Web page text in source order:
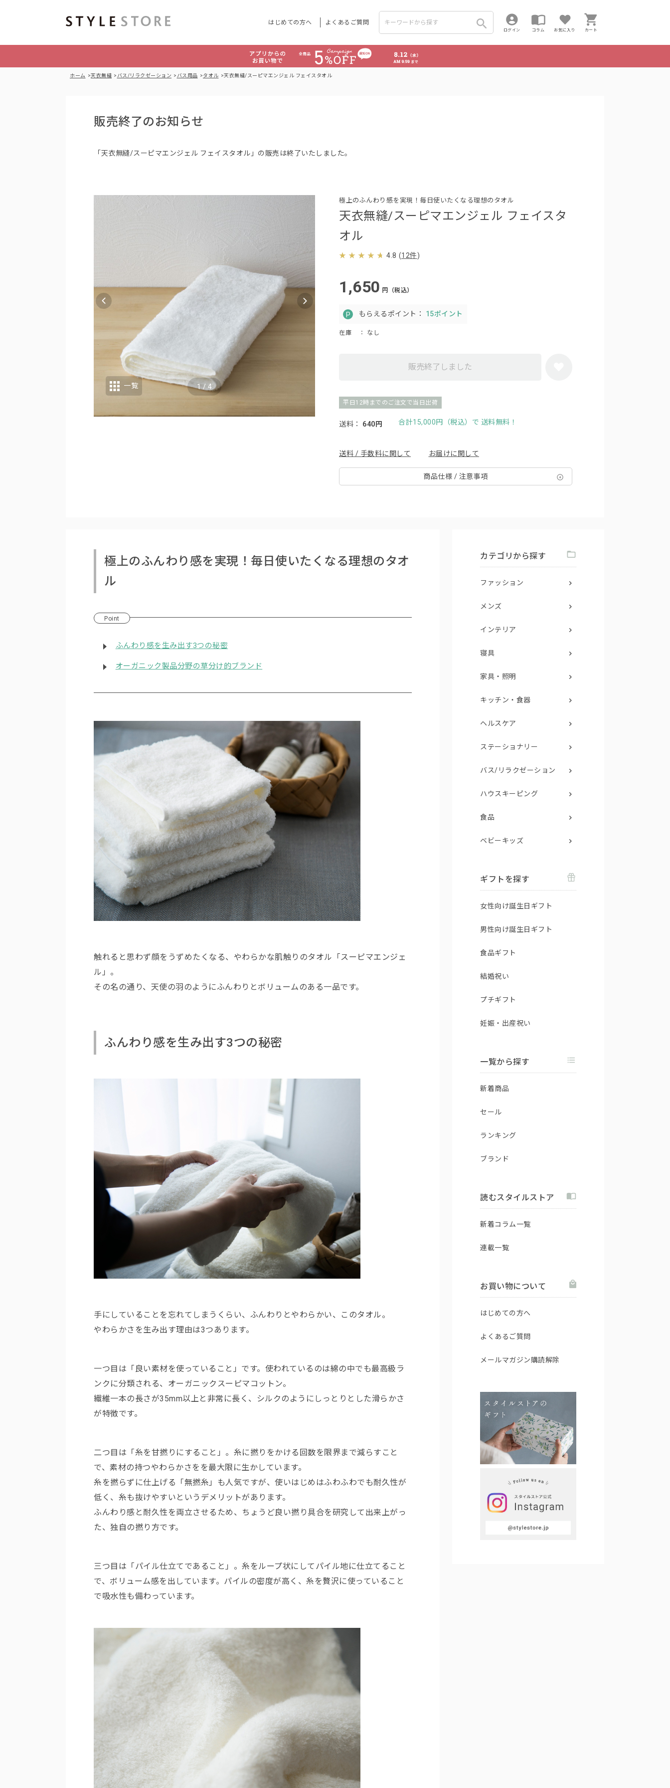
はじめての方へ よくあるご質問
ログイン コラム お気に入り カート
ホーム 天衣無縫 バス/リラクゼーション バス用品 タオル 天衣無縫/スーピマエンジェル フェイスタオル
販売終了のお知らせ
「天衣無縫/スーピマエンジェル フェイスタオル」の販売は終了いたしました。
天衣無縫/スーピマエンジェル フェイスタ
オル
極上のふんわり感を実現！毎日使いたくなる理想のタオル
4.8 (12件)
1,650 円（税込）
もらえるポイント： 15ポイント
在庫 ： なし
販売終了しました
平日12時までのご注文で当日出荷
送料： 640円 合計15,000円（税込）で 送料無料！
送料 / 手数料に関して お届けに関して
商品仕様 / 注意事項
1 / 4
一覧
極上のふんわり感を実現！毎日使いたくなる理想のタオ
ル
Point
ふんわり感を生み出す3つの秘密
オーガニック製品分野の草分け的ブランド
触れると思わず顔をうずめたくなる、やわらかな肌触りのタオル「スーピマエンジェ
ル」。
その名の通り、天使の羽のようにふんわりとボリュームのある一品です。
ふんわり感を生み出す3つの秘密
手にしていることを忘れてしまうくらい、ふんわりとやわらかい、このタオル。
やわらかさを生み出す理由は3つあります。
一つ目は「良い素材を使っていること」です。使われているのは綿の中でも最高級ラ
ンクに分類される、オーガニックスーピマコットン。
繊維一本の長さが35mm以上と非常に長く、シルクのようにしっとりとした滑らかさ
が特徴です。
二つ目は「糸を甘撚りにすること」。糸に撚りをかける回数を限界まで減らすこと
で、素材の持つやわらかさをを最大限に生かしています。
糸を撚らずに仕上げる「無撚糸」も人気ですが、使いはじめはふわふわでも耐久性が
低く、糸も抜けやすいというデメリットがあります。
ふんわり感と耐久性を両立させるため、ちょうど良い撚り具合を研究して出来上がっ
た、独自の撚り方です。
三つ目は「パイル仕立てであること」。糸をループ状にしてパイル地に仕立てること
で、ボリューム感を出しています。パイルの密度が高く、糸を贅沢に使っていること
で吸水性も備わっています。
カテゴリから探す
ファッション
メンズ
インテリア
寝具
家具・照明
キッチン・食器
ヘルスケア
ステーショナリー
バス/リラクゼーション
ハウスキーピング
食品
ベビーキッズ
ギフトを探す
女性向け誕生日ギフト
男性向け誕生日ギフト
食品ギフト
結婚祝い
プチギフト
妊娠・出産祝い
一覧から探す
新着商品
セール
ランキング
ブランド
読むスタイルストア
新着コラム一覧
連載一覧
お買い物について
はじめての方へ
よくあるご質問
メールマガジン購読解除